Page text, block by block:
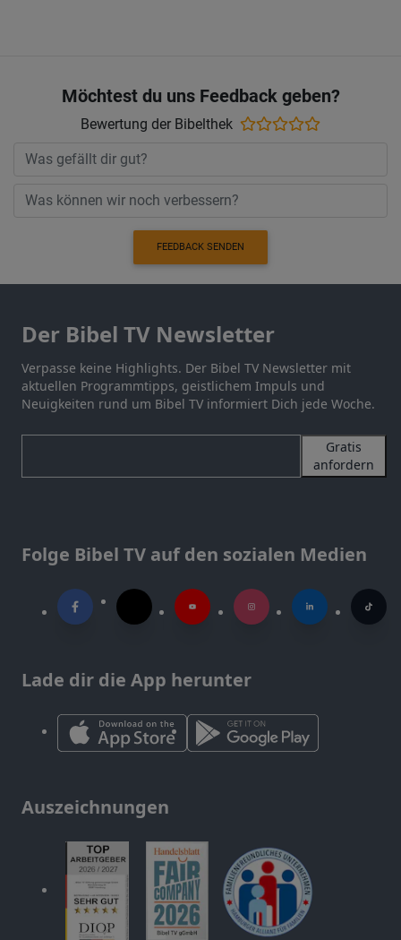
Möchtest du uns Feedback geben?
Bewertung der Bibelthek
FEEDBACK SENDEN
Der Bibel TV Newsletter
Verpasse keine Highlights. Der Bibel TV Newsletter mit
aktuellen Programmtipps, geistlichem Impuls und
Neuigkeiten rund um Bibel TV informiert Dich jede Woche.
Gratis
anfordern
Folge Bibel TV auf den sozialen Medien
Lade dir die App herunter
Auszeichnungen